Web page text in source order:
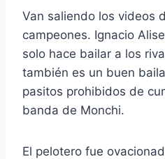
Van saliendo los videos
campeones. Ignacio
solo hace bailar a los
también es un buen
pasitos prohibidos de
banda de Monchi.
El pelotero fue